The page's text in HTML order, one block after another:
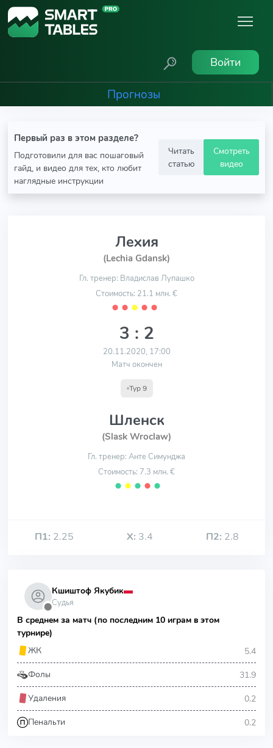
Войти
Прогнозы
Первый раз в этом разделе?
Подготовили для вас пошаговый
гайд, и видео для тех, кто любит
наглядные инструкции
Читать
статью
Смотреть
видео
Лехия
(Lechia Gdansk)
Гл. тренер: Владислав Лупашко
Стоимость: 21.1 млн. €
⬤ ⬤ ⬤ ⬤ ⬤
3 : 2
20.11.2020, 17:00
Матч окончен
Тур 9
Шленск
(Slask Wroclaw)
Гл. тренер: Анте Симунджа
Стоимость: 7.3 млн. €
⬤ ⬤ ⬤ ⬤ ⬤
П1: 2.25 Х: 3.4 П2: 2.8
⬤
Кшиштоф Якубик
Судья
В среднем за матч (по последним 10 играм в этом
турнире)
ЖК
5.4
Фолы 31.9
Удаления 0.2
Пенальти 0.2